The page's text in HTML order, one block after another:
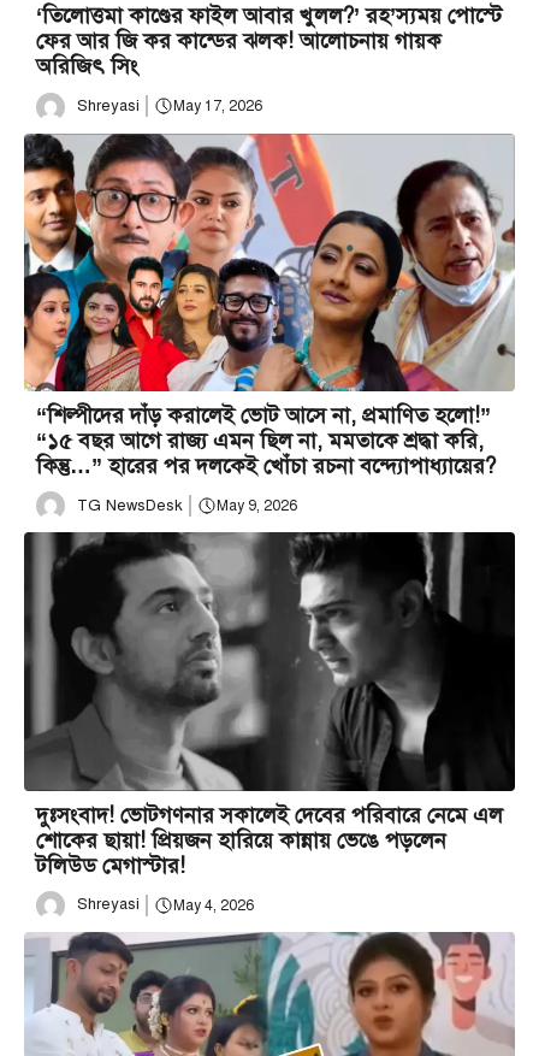
‘তিলোত্তমা কাণ্ডের ফাইল আবার খুলল?’ রহ’স্যময় পোস্টে
ফের আর জি কর কান্ডের ঝলক! আলোচনায় গায়ক
অরিজিৎ সিং
Shreyasi May 17, 2026
“শিল্পীদের দাঁড় করালেই ভোট আসে না, প্রমাণিত হলো!”
“১৫ বছর আগে রাজ্য এমন ছিল না, মমতাকে শ্রদ্ধা করি,
কিন্তু…” হারের পর দলকেই খোঁচা রচনা বন্দ্যোপাধ্যায়ের?
TG NewsDesk May 9, 2026
দুঃসংবাদ! ভোটগণনার সকালেই দেবের পরিবারে নেমে এল
শোকের ছায়া! প্রিয়জন হারিয়ে কান্নায় ভেঙে পড়লেন
টলিউড মেগাস্টার!
Shreyasi May 4, 2026